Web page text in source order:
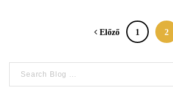
Előző 1 2